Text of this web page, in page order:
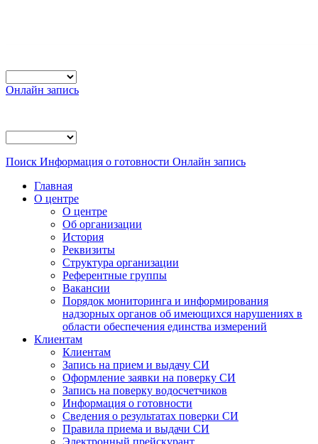
Онлайн запись
Поиск Информация о готовности Онлайн запись
Главная
О центре
О центре
Об организации
История
Реквизиты
Структура организации
Референтные группы
Вакансии
Порядок мониторинга и информирования
надзорных органов об имеющихся нарушениях в
области обеспечения единства измерений
Клиентам
Клиентам
Запись на прием и выдачу СИ
Оформление заявки на поверку СИ
Запись на поверку водосчетчиков
Информация о готовности
Сведения о результатах поверки СИ
Правила приема и выдачи СИ
Электронный прейскурант